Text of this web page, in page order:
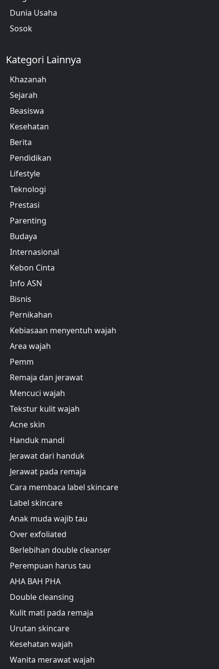
Dunia Usaha
Sosok
Kategori Lainnya
Khazanah
Sejarah
Beasiswa
Kesehatan
Berita
Pendidikan
Lifestyle
Teknologi
Prestasi
Parenting
Budaya
Internasional
Kebon Cinta
Info ASN
Bisnis
Pernikahan
Kebiasaan menyentuh wajah
Area wajah
Pemm
Remaja dan jerawat
Mencuci wajah
Tekstur kulit wajah
Acne skin
Handuk mandi
Jerawat dari handuk
Jerawat pada remaja
Cara membaca label skincare
Label skincare
Anak muda wajib tau
Over exfoliated
Berlebihan double cleanser
Perempuan harus tau
AHA BAH PHA
Double cleansing
Kulit mati pada remaja
Urutan skincare
Kesehatan wajah
Wanita merawat wajah